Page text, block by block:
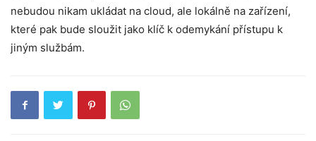
nebudou nikam ukládat na cloud, ale lokálně na zařízení,
které pak bude sloužit jako klíč k odemykání přístupu k
jiným službám.